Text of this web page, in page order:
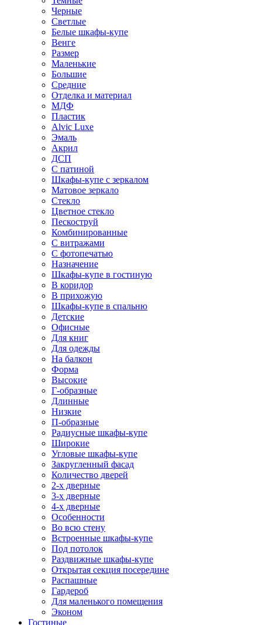
Черные
Светлые
Белые шкафы-купе
Венге
Размер
Маленькие
Большие
Средние
Отделка и материал
МДФ
Пластик
Alvic Luxe
Эмаль
Акрил
ДСП
С патиной
Шкафы-купе с зеркалом
Матовое зеркало
Стекло
Цветное стекло
Пескоструй
Комбинированные
С витражами
С фотопечатью
Назначение
Шкафы-купе в гостиную
В коридор
В прихожую
Шкафы-купе в спальню
Детские
Офисные
Для книг
Для одежды
На балкон
Форма
Высокие
Г-образные
Длинные
Низкие
П-образные
Радиусные шкафы-купе
Широкие
Угловые шкафы-купе
Закругленный фасад
Количество дверей
2-х дверные
3-х дверные
4-х дверные
Особенности
Во всю стену
Встроенные шкафы-купе
Под потолок
Раздвижные шкафы-купе
Открытая секция посередине
Распашные
Гардероб
Для маленького помещения
Эконом
Гостиные